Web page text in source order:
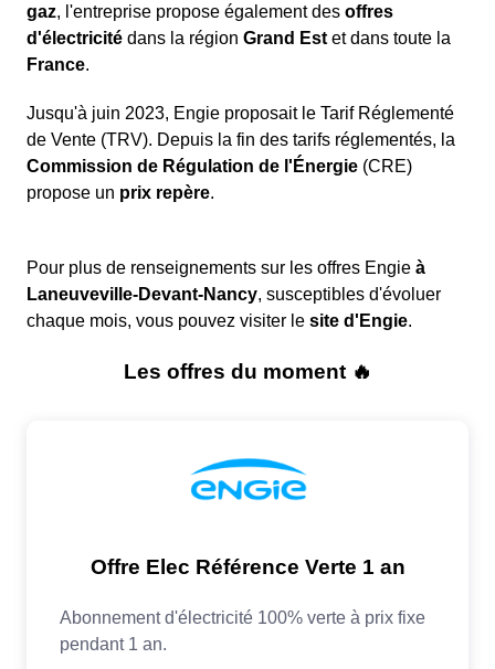
gaz, l'entreprise propose également des offres
d'électricité dans la région Grand Est et dans toute la
France.
Jusqu'à juin 2023, Engie proposait le Tarif Réglementé
de Vente (TRV). Depuis la fin des tarifs réglementés, la
Commission de Régulation de l'Énergie (CRE)
propose un prix repère.
Pour plus de renseignements sur les offres Engie à
Laneuveville-Devant-Nancy, susceptibles d'évoluer
chaque mois, vous pouvez visiter le site d'Engie.